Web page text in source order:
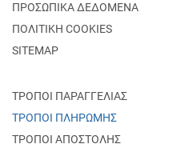
ΠΡΟΣΩΠΙΚΑ ΔΕΔΟΜΕΝΑ
ΠΟΛΙΤΙΚΗ COOKIES
SITEMAP
ΤΡΟΠΟΙ ΠΑΡΑΓΓΕΛΙΑΣ
ΤΡΟΠΟΙ ΠΛΗΡΩΜΗΣ
ΤΡΟΠΟΙ ΑΠΟΣΤΟΛΗΣ